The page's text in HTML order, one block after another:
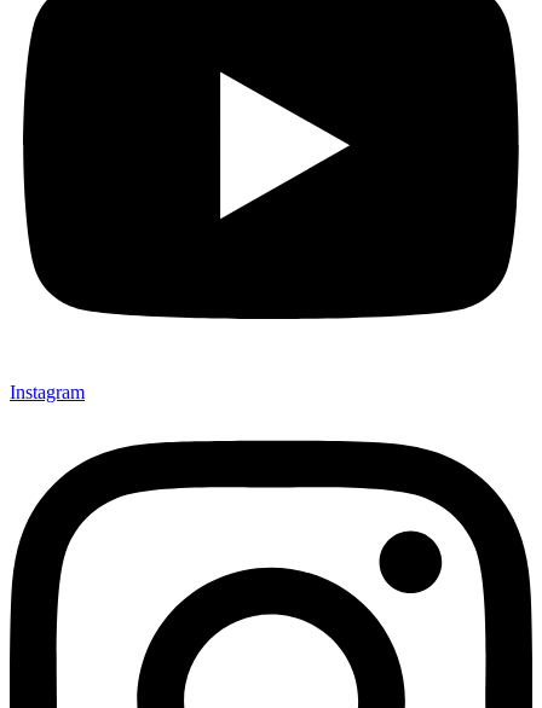
Instagram